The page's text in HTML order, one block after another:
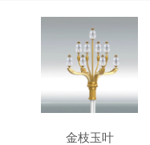
金枝玉叶